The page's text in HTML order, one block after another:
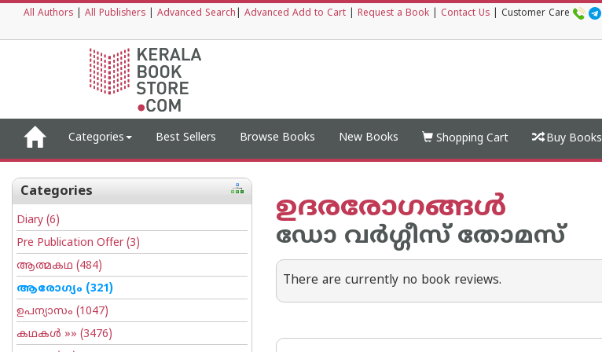
All Authors All Publishers Advanced Search Advanced Add to Cart Request a Book Contact Us Customer Care
Categories Best Sellers Browse Books New Books Shopping Cart Buy Books
Categories
Diary (6)
Pre Publication Offer(3)
ആത്മകഥ (484)
ആരോഗ്യം (321)
ഉപന്യാസം (1047)
കഥകള്‍ »» (3476)
ഉദരരോഗങ്ങള്‍
ഡോ വര്‍ഗ്ഗീസ് തോമസ്
There are currently no book reviews.